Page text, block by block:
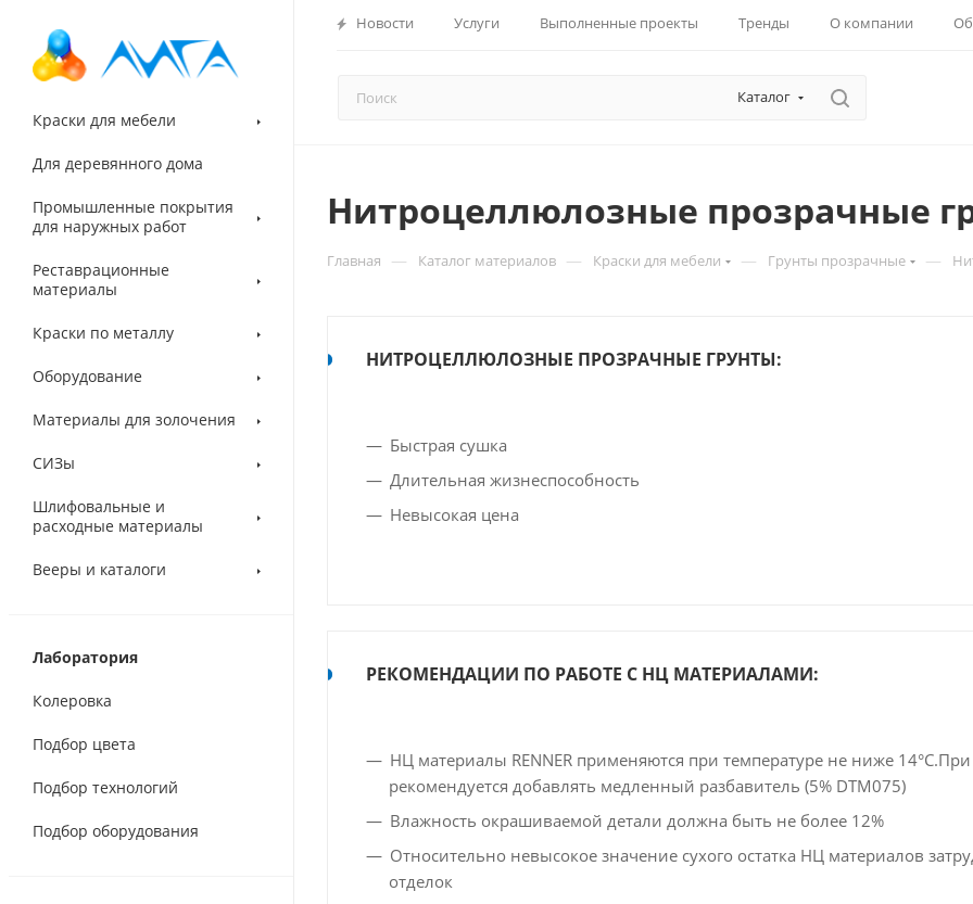
Новости Услуги Выполненные проекты Тренды О компании
Каталог
Краски для мебели
Для деревянного дома
Промышленные покрытия
для наружных работ
Реставрационные
материалы
Краски по металлу
Оборудование
Материалы для золочения
СИЗы
Шлифовальные и
расходные материалы
Вееры и каталоги
Лаборатория
Колеровка
Подбор цвета
Подбор технологий
Подбор оборудования
Нитроцеллюлозные прозрачные
Главная — Каталог материалов — Краски для мебели — Грунты прозрачные —
НИТРОЦЕЛЛЮЛОЗНЫЕ ПРОЗРАЧНЫЕ ГРУНТЫ:
Быстрая сушка
Длительная жизнеспособность
Невысокая цена
РЕКОМЕНДАЦИИ ПО РАБОТЕ С НЦ МАТЕРИАЛАМИ:
НЦ материалы RENNER применяются при температуре не ниже
рекомендуется добавлять медленный разбавитель (5% DTM075)
Влажность окрашиваемой детали должна быть не более 12%
Относительно невысокое значение сухого остатка НЦ материалов
отделок